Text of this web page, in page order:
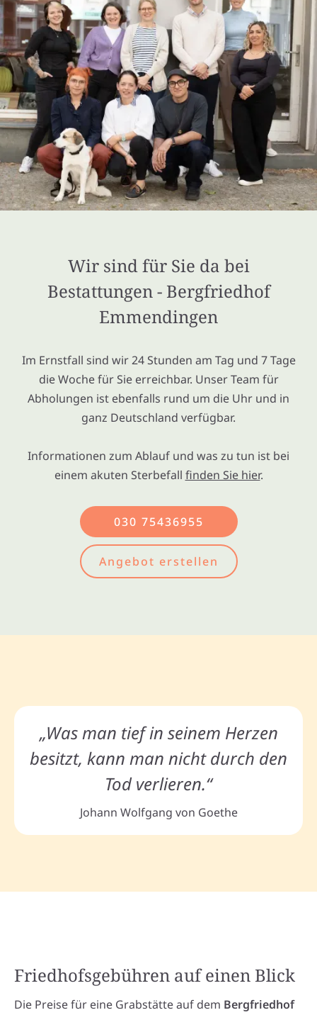
Wir sind für Sie da bei
Bestattungen - Bergfriedhof
Emmendingen
Im Ernstfall sind wir 24 Stunden am Tag und 7 Tage
die Woche für Sie erreichbar. Unser Team für
Abholungen ist ebenfalls rund um die Uhr und in
ganz Deutschland verfügbar.
Informationen zum Ablauf und was zu tun ist bei
einem akuten Sterbefall finden Sie hier.
030 75436955
Angebot erstellen
„Was man tief in seinem Herzen
besitzt, kann man nicht durch den
Tod verlieren.“
Johann Wolfgang von Goethe
Friedhofsgebühren auf einen Blick
Die Preise für eine Grabstätte auf dem Bergfriedhof